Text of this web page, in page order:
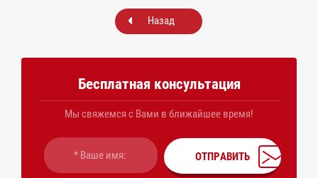
Назад
Бесплатная консультация
Мы свяжемся с Вами в ближайшее время!
ОТПРАВИТЬ